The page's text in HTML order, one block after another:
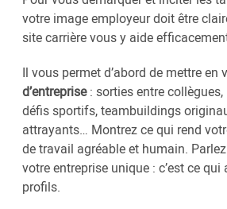
votre image employeur doit être
site carrière vous y aide
Il vous permet d’abord de mettre en
d’entreprise: sorties entre
défis sportifs, teambuildings
attrayants… Montrez ce qui rend
de travail agréable et humain.
votre entreprise unique : c’est ce
profils.